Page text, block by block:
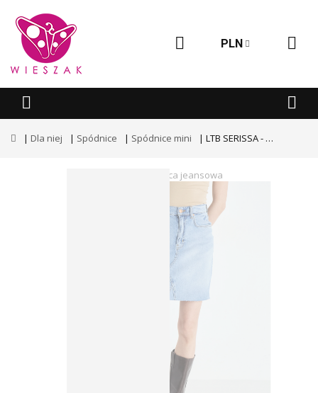
PLN
Dla niej Spódnice Spódnice mini LTB SERISSA - Spódnica jeansowa